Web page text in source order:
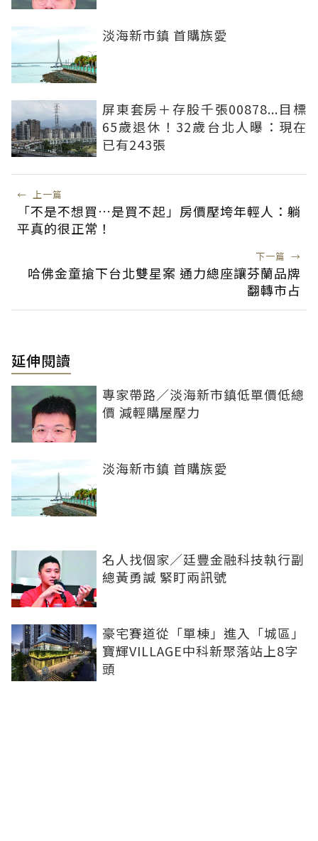
淡海新市鎮 首購族愛
屏東套房＋存股千張00878...目標
65歲退休！32歲台北人曝：現在
已有243張
← 上一篇
「不是不想買…是買不起」房價壓垮年輕人：躺
平真的很正常！
下一篇 →
哈佛金童搶下台北雙星案 通力總座讓芬蘭品牌
翻轉市占
延伸閱讀
專家帶路／淡海新市鎮低單價低總
價 減輕購屋壓力
淡海新市鎮 首購族愛
名人找個家／廷豐金融科技執行副
總黃勇諴 緊盯兩訊號
豪宅賽道從「單棟」進入「城區」
寶輝VILLAGE中科新聚落站上8字
頭